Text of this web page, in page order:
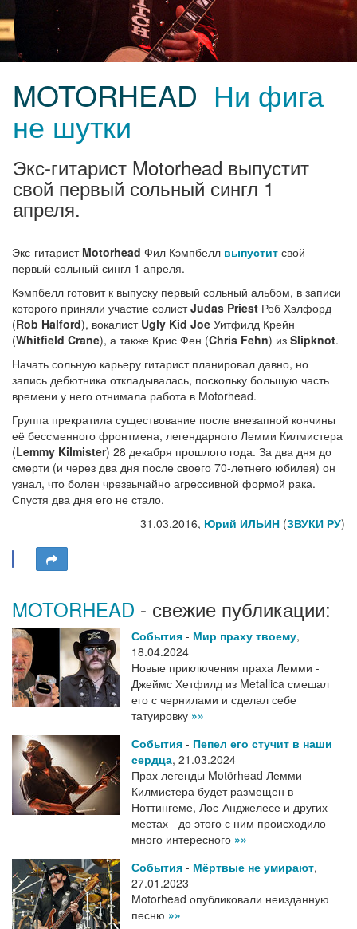
MOTORHEAD Ни фига
не шутки
Экс-гитарист Motorhead выпустит
свой первый сольный сингл 1
апреля.
Экс-гитарист Motorhead Фил Кэмпбелл выпустит свой
первый сольный сингл 1 апреля.
Кэмпбелл готовит к выпуску первый сольный альбом, в записи
которого приняли участие солистJudas Priest Роб Хэлфорд
(Rob Halford), вокалист Ugly Kid Joe Уитфилд Крейн
(Whitfield Crane), а также Крис Фен (Chris Fehn) из Slipknot.
Начать сольную карьеру гитарист планировал давно, но
запись дебютника откладывалась, поскольку большую часть
времени у него отнимала работа в Motorhead.
Группа прекратила существование после внезапной кончины
её бессменного фронтмена, легендарного Лемми Килмистера
(Lemmy Kilmister) 28 декабря прошлого года. За два дня до
смерти (и через два дня после своего 70-летнего юбилея) он
узнал, что болен чрезвычайно агрессивной формой рака.
Спустя два дня его не стало.
31.03.2016, Юрий ИЛЬИН (ЗВУКИ РУ)
MOTORHEAD - свежие публикации:
События - Мир праху твоему,
18.04.2024
Новые приключения праха Лемми -
Джеймс Хетфилд из Metallica смешал
его с чернилами и сделал себе
татуировку »»
События - Пепел его стучит в наши
сердца, 21.03.2024
Прах легенды Motörhead Лемми
Килмистера будет размещен в
Ноттингеме, Лос-Анджелесе и других
местах - до этого с ним происходило
много интересного »»
События - Мёртвые не умирают,
27.01.2023
Motorhead опубликовали неизданную
песню »»